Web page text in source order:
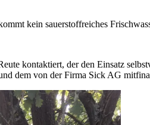
kein sauerstoffreiches
kontaktiert, der den Einsatz
dem von der Firma Sick AG